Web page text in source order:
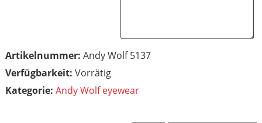
Artikelnummer: Andy Wolf 5137
Vorrätig
Kategorie: Andy Wolf eyewear